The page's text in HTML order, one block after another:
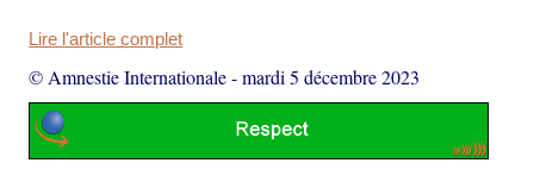
Lire l'article complet
© Amnestie Internationale-mardi 5 décembre 2023